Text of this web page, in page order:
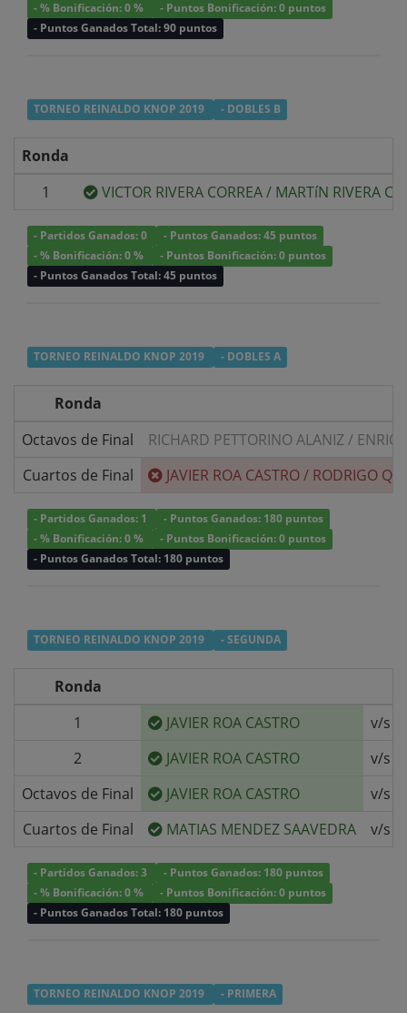
- % Bonificación: 0 %
- Puntos Bonificación: 0 puntos
- Puntos Ganados Total: 90 puntos
TORNEO REINALDO KNOP 2019 - DOBLES B
Ronda
1
VICTOR RIVERA CORREA/ MARTíN RIVERA
- Partidos Ganados: 0
- Puntos Ganados: 45 puntos
- % Bonificación: 0 %
- Puntos Bonificación: 0 puntos
- Puntos Ganados Total: 45 puntos
TORNEO REINALDO KNOP 2019 - DOBLES A
Ronda
Octavos de Final
RICHARD PETTORINO ALANIZ/
Cuartos de Final
JAVIER ROA CASTRO/ RODRIGO
- Partidos Ganados: 1
- Puntos Ganados: 180 puntos
- % Bonificación: 0 %
- Puntos Bonificación: 0 puntos
- Puntos Ganados Total: 180 puntos
TORNEO REINALDO KNOP 2019 - SEGUNDA
Ronda
1
JAVIER ROA CASTRO v/s
2
JAVIER ROA CASTRO v/s
Octavos de Final
JAVIER ROA CASTRO v/s
Cuartos de Final
MATIAS MENDEZ SAAVEDRA v/s
- Partidos Ganados: 3
- Puntos Ganados: 180 puntos
- % Bonificación: 0 %
- Puntos Bonificación: 0 puntos
- Puntos Ganados Total: 180 puntos
TORNEO REINALDO KNOP 2019 - PRIMERA